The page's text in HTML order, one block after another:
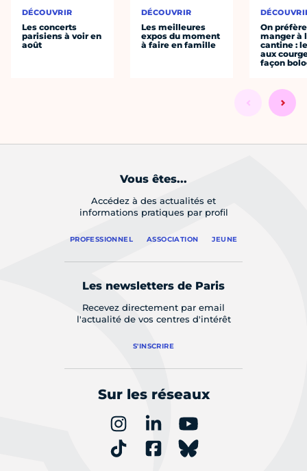
DÉCOUVRIR
Les concerts
parisiens à voir en
août
DÉCOUVRIR
Les meilleures
expos du moment
à faire en famille
On préfère
manger à
cantine :
aux
façon
Vous êtes...
Accédez à des actualités et
informations pratiques par profil
PROFESSIONNEL ASSOCIATION JEUNE
Les newsletters de Paris
Recevez directement par email
l'actualité de vos centres d'intérêt
S'INSCRIRE
Sur les réseaux